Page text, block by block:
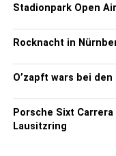
Stadionpark Open
Rocknacht in
O’zapft wars bei den
Porsche Sixt
Lausitzring